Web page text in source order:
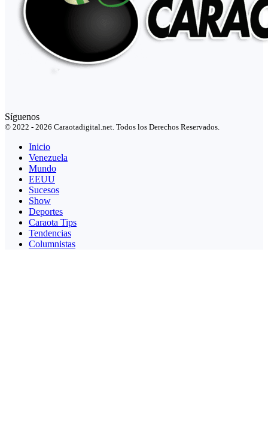
Síguenos
© 2022 - 2026 Caraotadigital.net. Todos los Derechos Reservados.
Inicio
Venezuela
Mundo
EEUU
Sucesos
Show
Deportes
Caraota Tips
Tendencias
Columnistas